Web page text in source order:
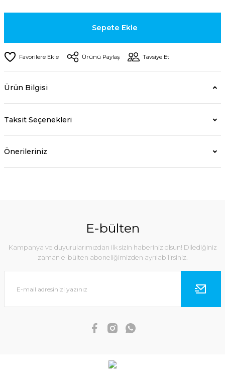
Sepete Ekle
Ürünü Paylaş Tavsiye Et
Ürün Bilgisi
Taksit Seçenekleri
Önerileriniz
E-bülten
Kampanya ve duyurularımızdan ilk sizin haberiniz olsun! Dilediğiniz
zaman e-bülten aboneliğimizden ayrılabilirsiniz.